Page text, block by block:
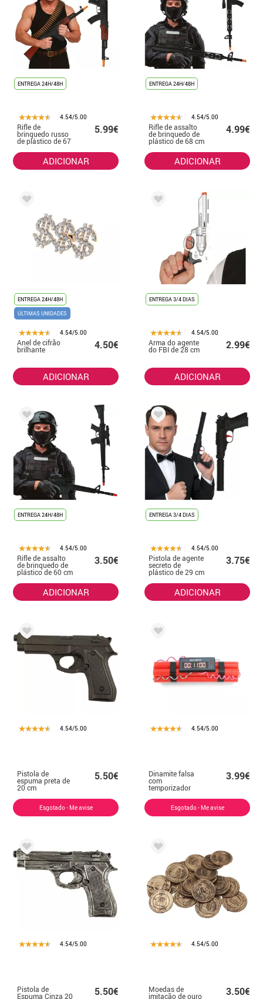
ENTREGA 24H/48H
4.54/5.00
Rifle de
brinquedo russo
de plástico de 67
5.99€
ADICIONAR
ENTREGA 24H/48H
4.54/5.00
Rifle de assalto
de brinquedo de
plástico de 68 cm
4.99€
ADICIONAR
ENTREGA 24H/48H
ÚLTIMAS UNIDADES
4.54/5.00
Anel de cifrão
brilhante 4.50€
ADICIONAR
ENTREGA 3/4 DIAS
4.54/5.00
Arma do agente
do FBI de 28 cm 2.99€
ADICIONAR
ENTREGA 24H/48H
4.54/5.00
Rifle de assalto
de brinquedo de
plástico de 60 cm
3.50€
ADICIONAR
ENTREGA 3/4 DIAS
4.54/5.00
Pistola de agente
secreto de
plástico de 29 cm
com silenciador
3.75€
ADICIONAR
4.54/5.00
Pistola de
espuma preta de
20 cm
5.50€
Esgotado - Me avise
4.54/5.00
Dinamite falsa
com
temporizador
23x6 cm
3.99€
Esgotado - Me avise
4.54/5.00
Pistola de
Espuma Cinza 20 5.50€
4.54/5.00
Moedas de
imitação de ouro 3.50€